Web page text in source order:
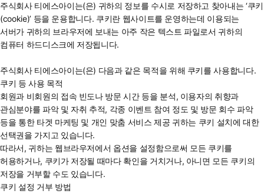
주식회사 티에스아이는(은) 귀하의 정보를 수시로 저장하고 찾아내는 ‘쿠키
(cookie)’ 등을 운용합니다. 쿠키란 웹사이트를 운영하는데 이용되는
서버가 귀하의 브라우저에 보내는 아주 작은 텍스트 파일로서 귀하의
컴퓨터 하드디스크에 저장됩니다.
주식회사 티에스아이는(은) 다음과 같은 목적을 위해 쿠키를 사용합니다.
쿠키 등 사용 목적
회원과 비회원의 접속 빈도나 방문 시간 등을 분석, 이용자의 취향과
관심분야를 파악 및 자취 추적, 각종 이벤트 참여 정도 및 방문 회수 파악
등을 통한 타겟 마케팅 및 개인 맞춤 서비스 제공 귀하는 쿠키 설치에 대한
선택권을 가지고 있습니다.
따라서, 귀하는 웹브라우저에서 옵션을 설정함으로써 모든 쿠키를
허용하거나, 쿠키가 저장될 때마다 확인을 거치거나, 아니면 모든 쿠키의
저장을 거부할 수도 있습니다.
쿠키 설정 거부 방법